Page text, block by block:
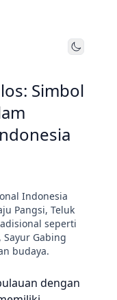
Toggle
Simbol
Indonesia
Pangsi, Teluk
seperti
Sayur Gabing
budaya.
dengan